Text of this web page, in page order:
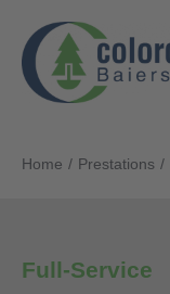
content
Prestations
Home Prestations
Full-Service